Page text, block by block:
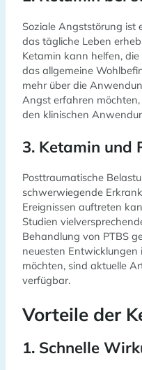
Soziale Angststörung ist
das tägliche Leben
Ketamin kann helfen,
das allgemeine
mehr über die
Angst erfahren
den klinischen
3. Ketamin und
Posttraumatische
schwerwiegende
Ereignissen auftreten
Studien
Behandlung von PTBS
neuesten Entwicklungen
möchten, sind aktuelle
verfügbar.
Vorteile der
1. Schnelle